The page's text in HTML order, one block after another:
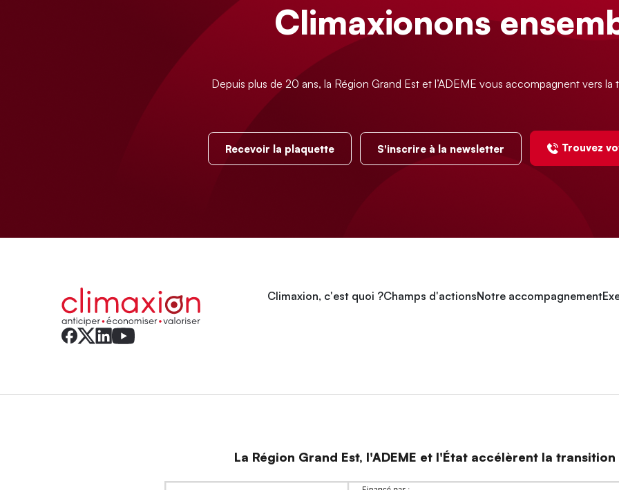
Climaxionons
Depuis plus de 20 ans, la Région Grand Est et l’ADEME vous accompagnent vers
Recevoir la plaquette S'inscrire à la newsletter Trouvez
Climaxion, c'est quoi ?Champs d'actionsNotre accompagnement
La Région Grand Est, l'ADEME et l'État accélèrent la